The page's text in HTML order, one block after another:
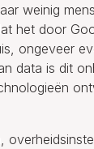
weinig
het door
ongeveer
data is dit